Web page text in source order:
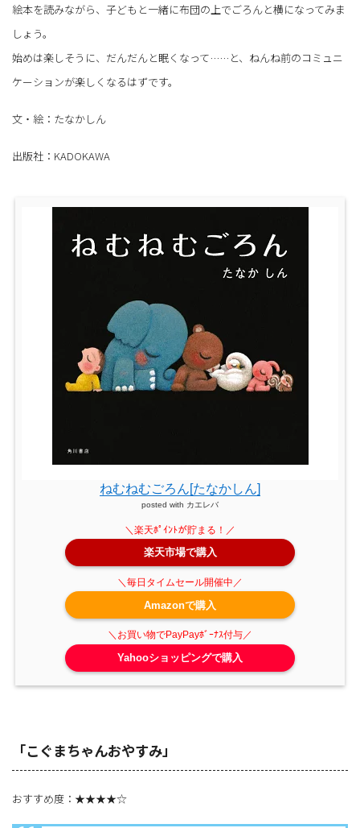
絵本を読みながら、子どもと一緒に布団の上でごろんと横になってみま
しょう。
始めは楽しそうに、だんだんと眠くなって……と、ねんね前のコミュニ
ケーションが楽しくなるはずです。
文・絵：たなかしん
出版社：KADOKAWA
ねむねむごろん[たなかしん]
posted with カエレバ
楽天市場で購入
Amazonで購入
Yahooショッピングで購入
「こぐまちゃんおやすみ」
おすすめ度：★★★★☆